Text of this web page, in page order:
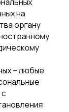
на
органу
– любые